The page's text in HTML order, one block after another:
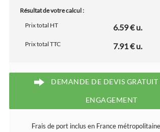
Résultat de votre calcul :
Prix total HT
6.59 € u.
Prix total TTC 7.91 € u.
DEMANDE DE DEVIS GRATUIT
ENGAGEMENT
Frais de port inclus en France